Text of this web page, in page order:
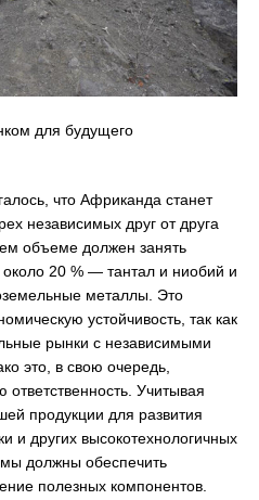
для будущего
что Африканда станет
независимых друг от друга
объеме должен занять
20 % — тантал и ниобий и
металлы. Это
устойчивость, так как
рынки с независимыми
это, в свою очередь,
Учитывая
продукции для развития
и других высокотехнологичных
должны обеспечить
полезных компонентов.